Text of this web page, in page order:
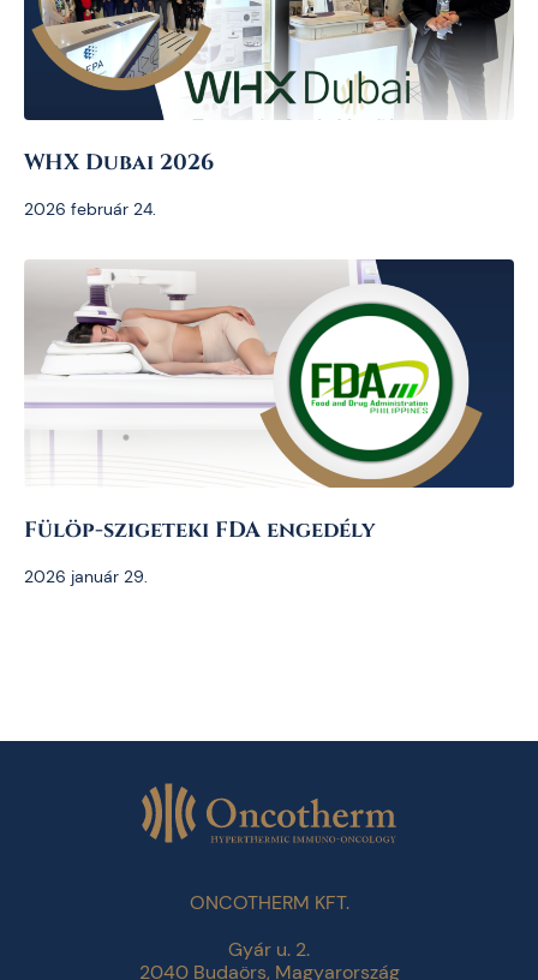
WHX Dubai 2026
2026 február 24.
Fülöp-szigeteki FDA engedély
2026 január 29.
ONCOTHERM KFT.
Gyár u. 2.
2040 Budaörs, Magyarország